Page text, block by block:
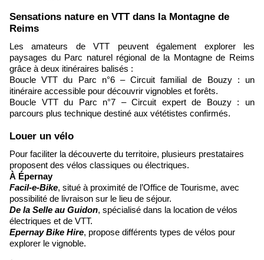
​Sensations nature en VTT dans la Montagne de
Reims
Les amateurs de VTT peuvent également explorer les
paysages du Parc naturel régional de la Montagne de Reims
grâce à deux itinéraires balisés :
Boucle VTT du Parc n°6 – Circuit familial de Bouzy : un
itinéraire accessible pour découvrir vignobles et forêts.
Boucle VTT du Parc n°7 – Circuit expert de Bouzy : un
parcours plus technique destiné aux vététistes confirmés.
​Louer un vélo
Pour faciliter la découverte du territoire, plusieurs prestataires
proposent des vélos classiques ou électriques.
À Épernay
Facil-e-Bike, situé à proximité de l’Office de Tourisme, avec
possibilité de livraison sur le lieu de séjour.
De la Selle au Guidon, spécialisé dans la location de vélos
électriques et de VTT.
Epernay Bike Hire, propose différents types de vélos pour
explorer le vignoble.